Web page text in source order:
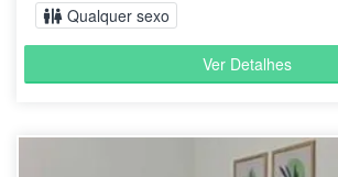
Qualquer sexo
Ver Detalhes